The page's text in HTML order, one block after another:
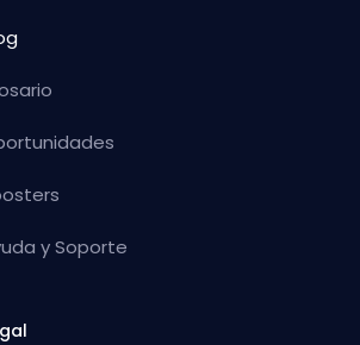
y Soporte